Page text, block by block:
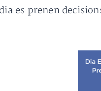
es prenen